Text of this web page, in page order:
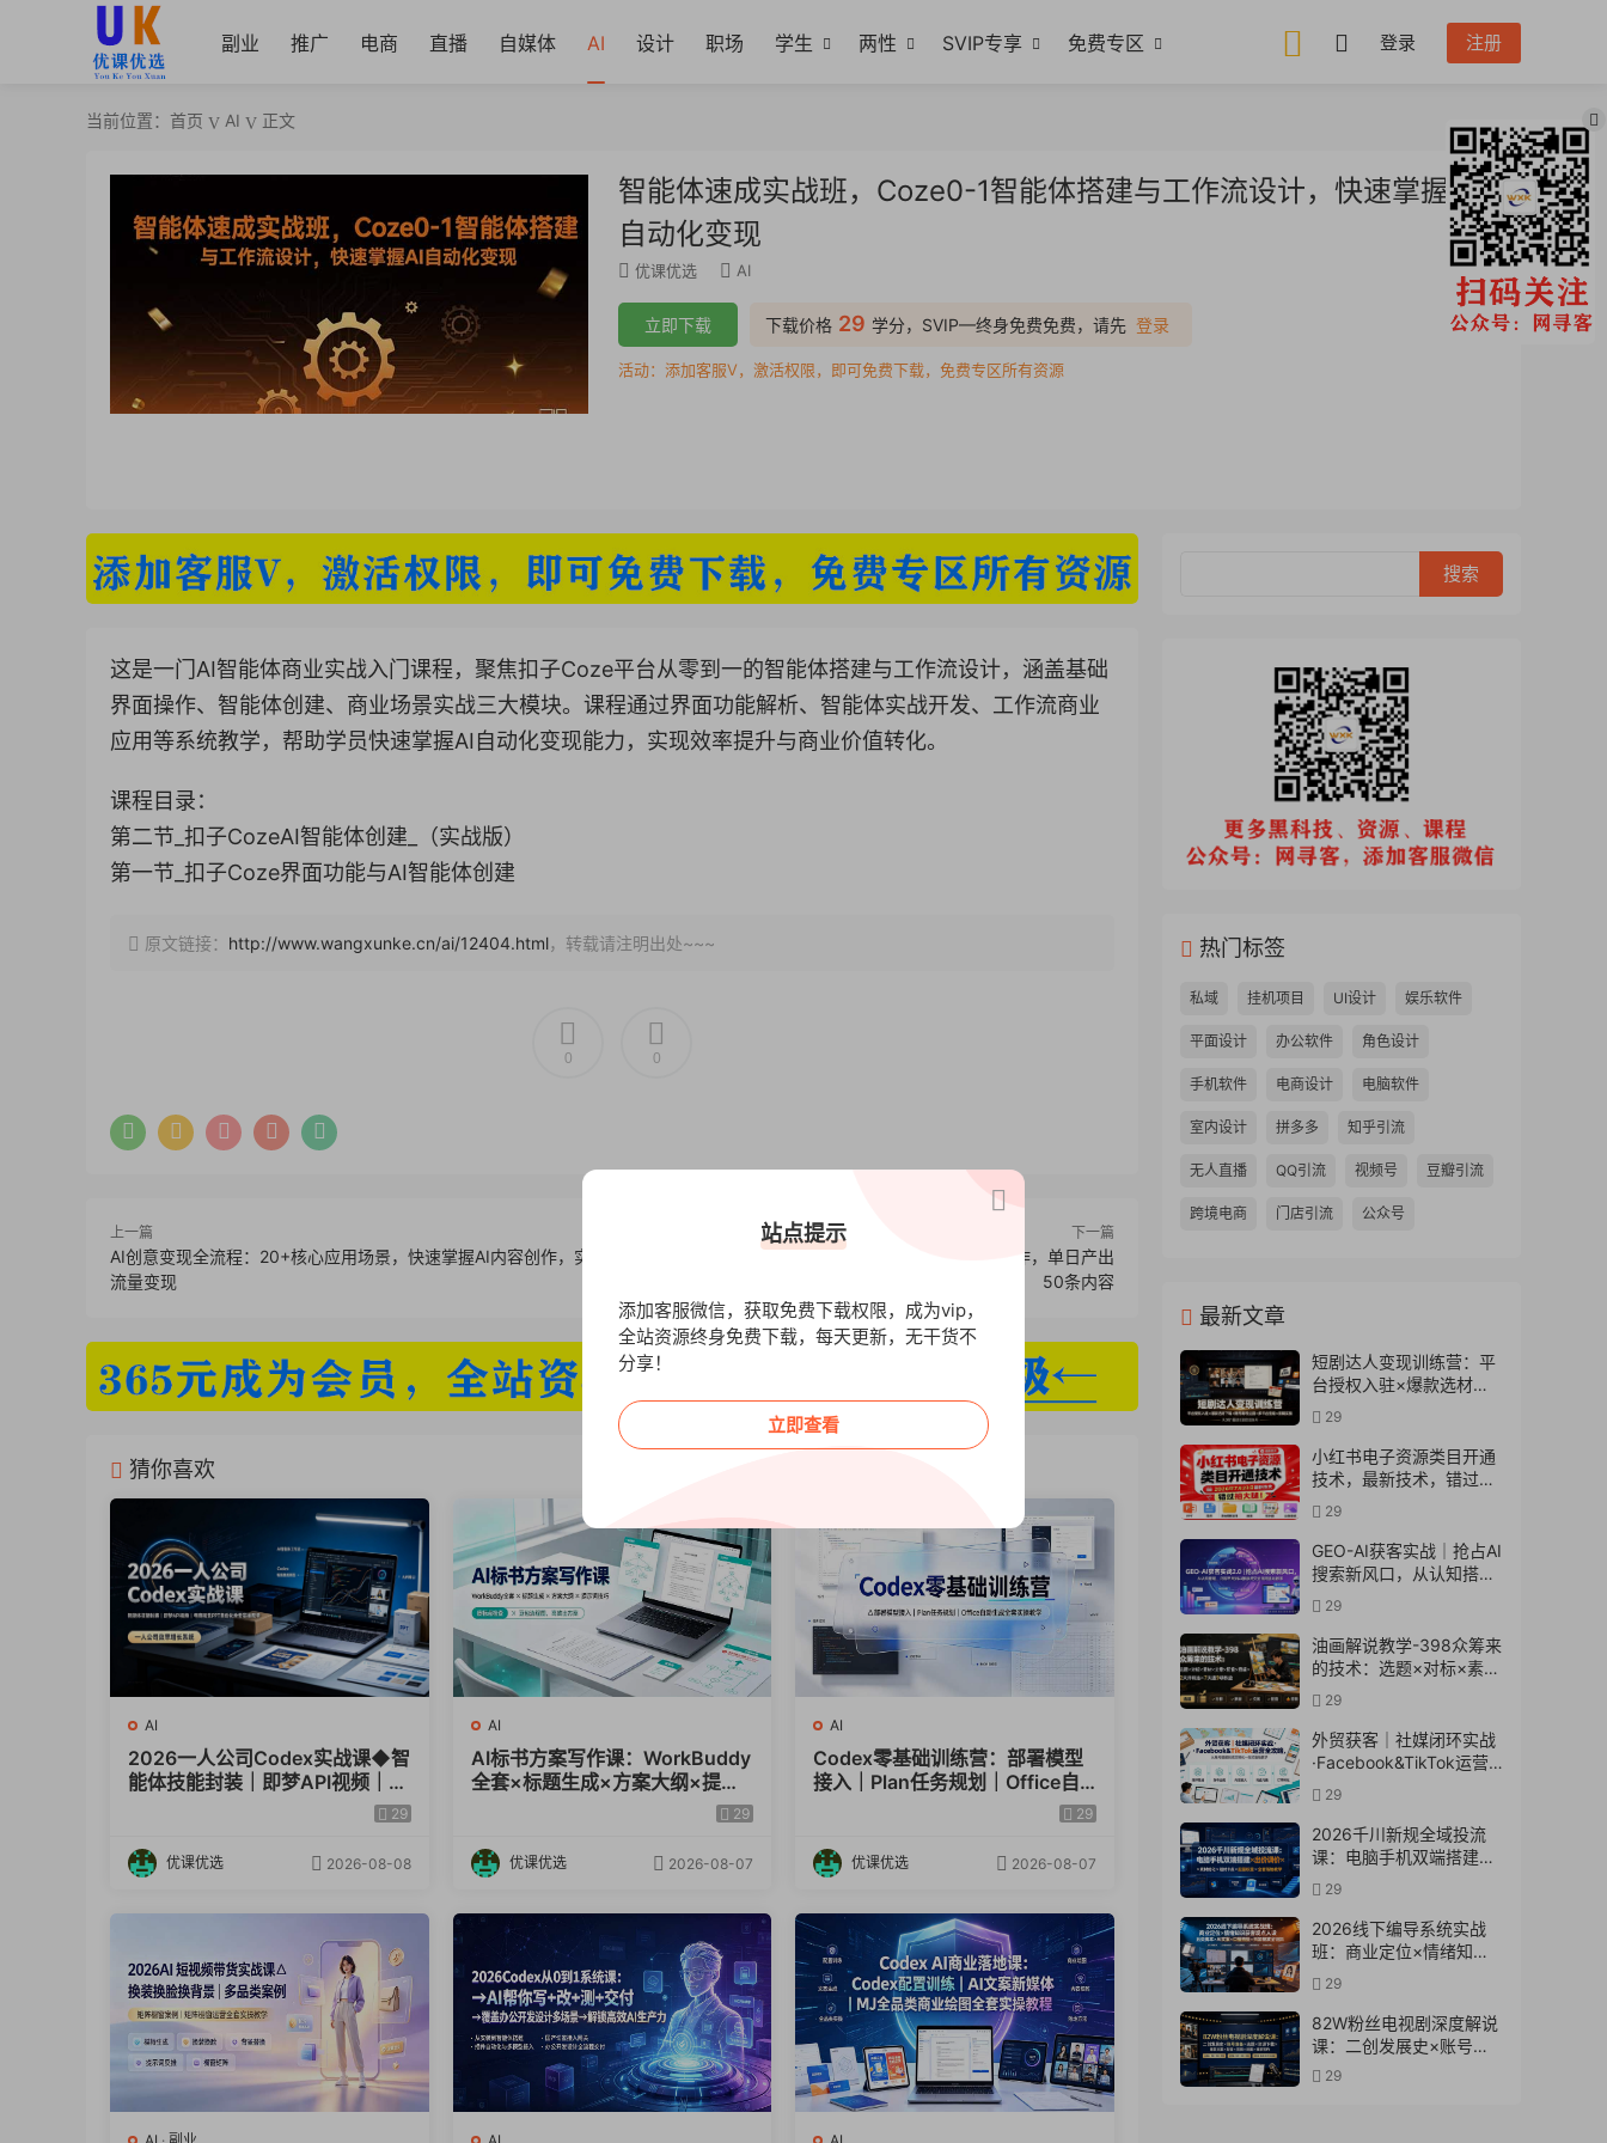
副业 推广 电商 直播 自媒体 AI 设计 职场 学生 两性 SVIP专享 免费专区 登录 注册
当前位置： 首页 AI 正文
智能体速成实战班，Coze0-1智能体搭建与工作流设计，快速掌握AI
自动化变现
优课优选 AI 推广
下载价格 29 学分，SVIP—终身免费免费，请先 登录
立即下载
活动：添加客服V，激活权限，即可免费下载，免费专区所有资源
这是一门AI智能体商业实战入门课程，聚焦扣子Coze平台从零到一的智能体搭建与工作流设计，涵盖基础
界面操作、智能体创建、商业场景实战三大模块。课程通过界面功能解析、智能体实战开发、工作流商业
应用等系统教学，帮助学员快速掌握AI自动化变现能力，实现效率提升与商业价值转化。
课程目录：
第二节_扣子CozeAI智能体创建_（实战版）
第一节_扣子Coze界面功能与AI智能体创建
原文链接： http://www.wangxunke.cn/ai/12404.html，转载请注明出处~~~
0 0
上一篇
AI创意变现全流程：20+核心应用场景，快速掌握AI内容创作，实现
流量变现
下一篇
Coze智能体实战课，零代码开发+批量生成+数字人制作，单日产出
50条内容
猜你喜欢
AI
2026一人公司Codex实战课◆智
能体技能封装｜即梦API视频｜电
商视觉PPT自动化全套实操教学29
优课优选 2026-08-08
AI
AI标书方案写作课：WorkBuddy
全套×标题生成×方案大纲×提示
词技巧×废标点检查×豆包流程 29
优课优选 2026-08-07
AI
Codex零基础训练营：部署模型
接入｜Plan任务规划｜Office自
29
优课优选 2026-08-07
热门标签
私域 挂机项目 UI设计 娱乐软件
平面设计 办公软件 角色设计
手机软件 电商设计 电脑软件
室内设计 拼多多 知乎引流
无人直播 QQ引流 视频号 豆瓣引流
跨境电商 门店引流 公众号
最新文章
短剧达人变现训练营：平
台授权入驻×爆款选材下
载×账号养号运营×多平台
挂载×剪辑实操×违规处理
全流程
29
小红书电子资源类目开通
技术，最新技术，错过拍
大腿
29
GEO-AI获客实战｜抢占AI
搜索新风口，从认知搭
建、内容布局到AI推荐成
交全链路落地教学
29
油画解说教学-398众筹来
的技术：选题×对标×素材
×文案×配音×剪辑×2天开
精选×7天通9项权益
29
外贸获客｜社媒闭环实战
·Facebook&TikTok运营
全攻略，从账号搭建到成
交转化一站式落地教学
29
2026千川新规全域投流
课：电脑手机双端搭建×
出价调价×素材优化×赔付
卡点×起量权重×全套落地
教学
29
2026线下编导系统实战
班：商业定位×情绪知识
获客观点人设五类脚本
×AI文案×口播拍摄×抖加
投放全链路
29
82W粉丝电视剧深度解说
课：二创发展史×账号准
备×选题×资源下载×爆款
29
站点提示
添加客服微信，获取免费下载权限，成为vip，
全站资源终身免费下载，每天更新，无干货不
分享！
立即查看